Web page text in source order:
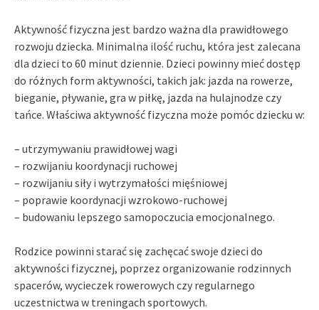
Aktywność fizyczna jest bardzo ważna dla prawidłowego
rozwoju dziecka. Minimalna ilość ruchu, która jest zalecana
dla dzieci to 60 minut dziennie. Dzieci powinny mieć dostęp
do różnych form aktywności, takich jak: jazda na rowerze,
bieganie, pływanie, gra w piłkę, jazda na hulajnodze czy
tańce. Właściwa aktywność fizyczna może pomóc dziecku w:
– utrzymywaniu prawidłowej wagi
– rozwijaniu koordynacji ruchowej
– rozwijaniu siły i wytrzymałości mięśniowej
– poprawie koordynacji wzrokowo-ruchowej
– budowaniu lepszego samopoczucia emocjonalnego.
Rodzice powinni starać się zachęcać swoje dzieci do
aktywności fizycznej, poprzez organizowanie rodzinnych
spacerów, wycieczek rowerowych czy regularnego
uczestnictwa w treningach sportowych.